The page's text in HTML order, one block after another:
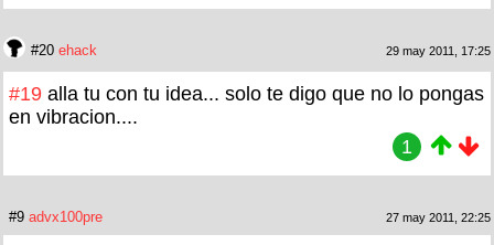
#20 ehack 29 may 2011, 17:25
#19 alla tu con tu idea... solo te digo que no lo pongas
en vibracion....
1
#9 advx100pre 27 may 2011, 22:25